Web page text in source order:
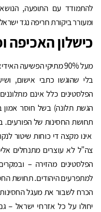
להתמודד עם התופעה,
ומעורר ביקורת חריפה נגד
כישלון האכיפה
מעל 90% מתיקי הפשיעה
בלי שהוגשו כתבי אישום,
הגשת תלונה) בשל חוסר
תחושת החסינות של
אינו מקצה די כוחות שיטור
צה"ל לא עוצרים מתנחלים
הפלסטינים מהזירה –
למתפרעים היהודים. תחושת
הכרח לשבור את מעגל החסינות
יחולו על כל אזרחי ישראל –